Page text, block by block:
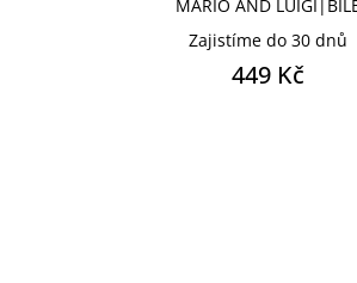
MARIO AND
Zajistíme do 30 dnů
449 Kč